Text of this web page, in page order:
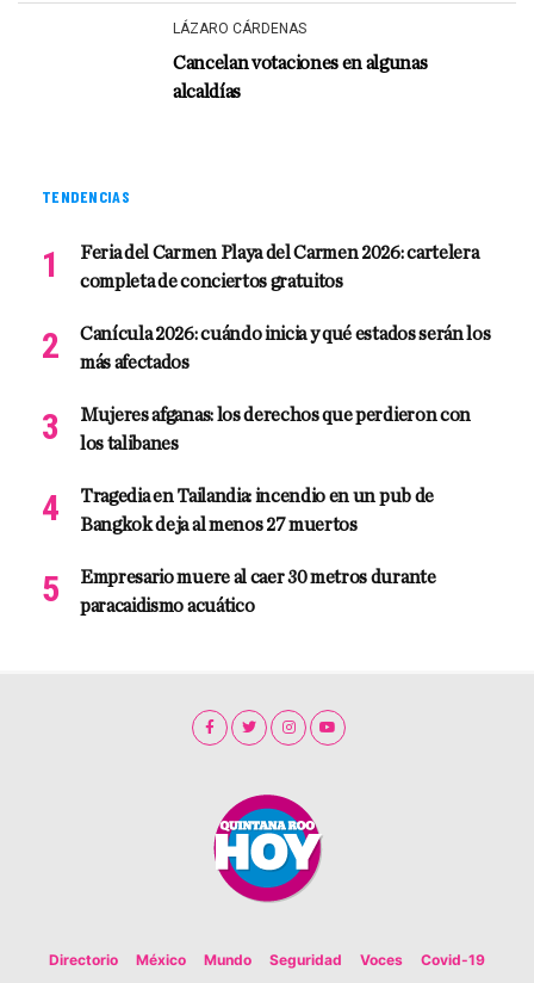
LÁZARO CÁRDENAS
Cancelan votaciones en algunas
alcaldías
TENDENCIAS
Feria del Carmen Playa del Carmen 2026: cartelera
completa de conciertos gratuitos
Canícula 2026: cuándo inicia y qué estados serán los
más afectados
Mujeres afganas: los derechos que perdieron con
los talibanes
Tragedia en Tailandia: incendio en un pub de
Bangkok deja al menos 27 muertos
Empresario muere al caer 30 metros durante
paracaidismo acuático
Directorio México Mundo Seguridad Voces Covid-19